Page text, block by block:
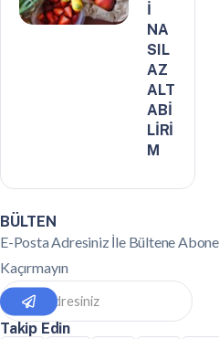
İ
NA
SIL
AZ
ALT
ABİ
LİRİ
M
BÜLTEN
E-Posta Adresiniz İle Bültene
Kaçırmayın
Takip Edin